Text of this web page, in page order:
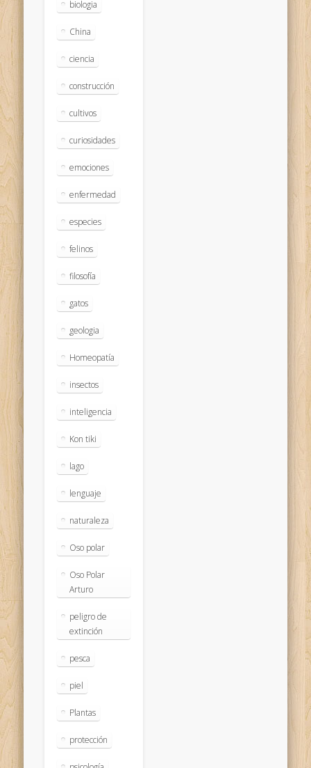
biologia
China
ciencia
construcción
cultivos
curiosidades
emociones
enfermedad
especies
felinos
filosofía
gatos
geologia
Homeopatía
insectos
inteligencia
Kon tiki
lago
lenguaje
naturaleza
Oso polar
Oso Polar
Arturo
peligro de
extinción
pesca
piel
Plantas
protección